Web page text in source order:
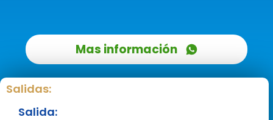
Mas información
Salidas:
Salida: